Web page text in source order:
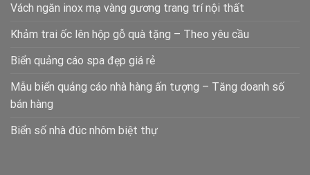
Vách ngăn inox mạ vàng gương trang trí nội thất
Khảm trai ốc lên hộp gỗ quà tặng – Theo yêu cầu
Biển quảng cáo spa đẹp giá rẻ
Mẫu biển quảng cáo nhà hàng ấn tượng – Tăng doanh số
bán hàng
Biển số nhà đúc nhôm biệt thự